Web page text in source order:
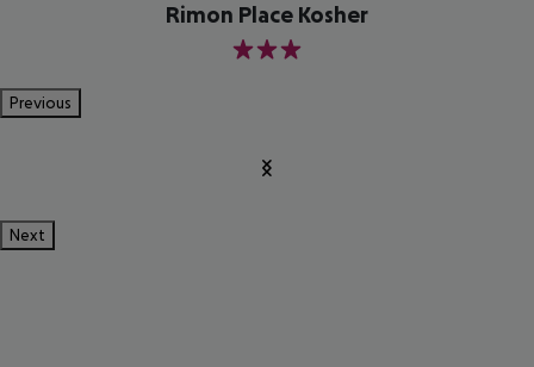
Rimon Place Kosher
3
Previous
Next